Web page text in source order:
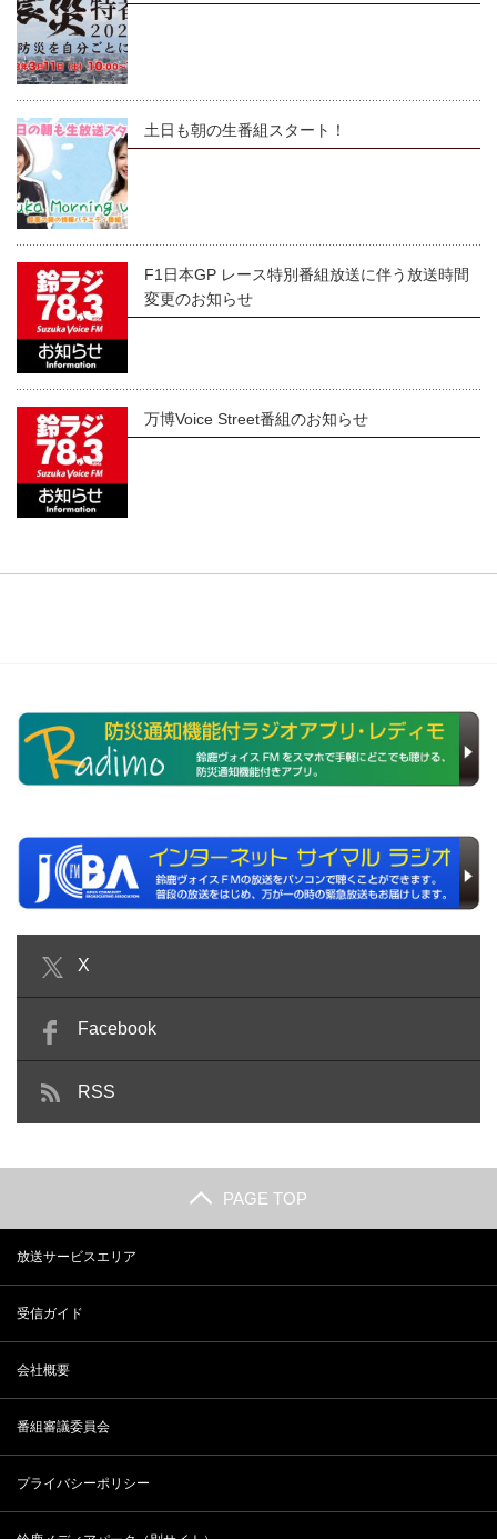
土日も朝の生番組スタート！
F1日本GP レース特別番組放送に伴う放送時間
変更のお知らせ
万博Voice Street番組のお知らせ
X
Facebook
RSS
PAGE TOP
放送サービスエリア
受信ガイド
会社概要
番組審議委員会
プライバシーポリシー